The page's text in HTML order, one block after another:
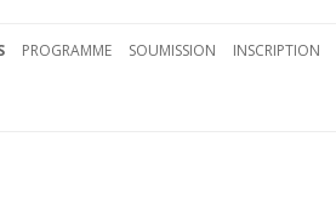
PROGRAMME SOUMISSION INSCRIPTION